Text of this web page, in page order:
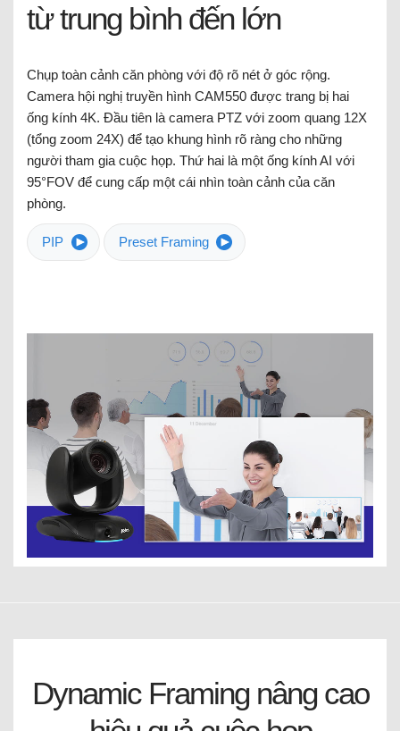
từ trung bình đến lớn
Chụp toàn cảnh căn phòng với độ rõ nét ở góc rộng.
Camera hội nghị truyền hình CAM550 được trang bị hai
ống kính 4K. Đầu tiên là camera PTZ với zoom quang 12X
(tổng zoom 24X) để tạo khung hình rõ ràng cho những
người tham gia cuộc họp. Thứ hai là một ống kính AI với
95°FOV để cung cấp một cái nhìn toàn cảnh của căn
phòng.
PIP Preset Framing
PTZ Camera
AI Lens
Dynamic Framing nâng cao